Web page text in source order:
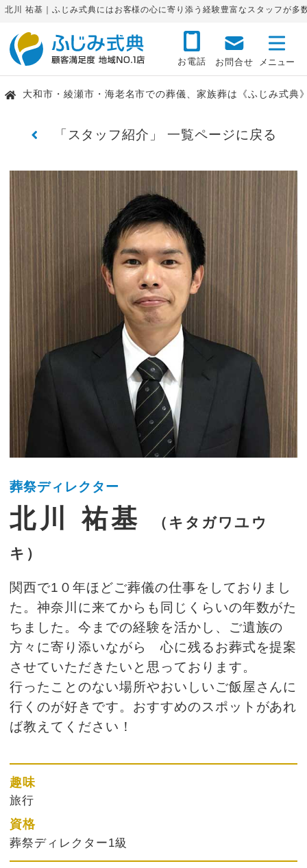
北川 祐基｜ふじみ式典にはお客様の心に寄り添う経験豊富なスタッフが多
お電話 お問合せ
大和市・綾瀬市・海老名市での葬儀、家族葬は《ふじみ式典
「スタッフ紹介」 一覧ページに戻る
葬祭ディレクター
北川 祐基
（キタガワユウ
キ）
関西で1０年ほどご葬儀の仕事をしておりまし
た。神奈川に来てからも同じくらいの年数がた
ちました。今までの経験を活かし、ご遺族の
方々に寄り添いながら 心に残るお葬式を提案
させていただきたいと思っております。
行ったことのない場所やおいしいご飯屋さんに
行くのが好きです。おすすめのスポットがあれ
ば教えてください！
趣味
旅行
資格
葬祭ディレクター1級